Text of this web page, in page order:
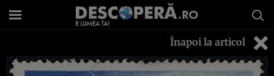
Înapoi la articol